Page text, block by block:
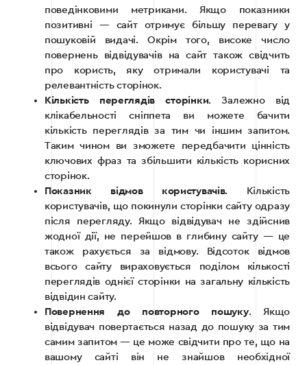
поведінковими метриками. Якщо показники
позитивні — сайт отримує більшу перевагу у
пошуковій видачі. Окрім того, високе число
повернень відвідувачів на сайт також свідчить
про користь, яку отримали користувачі та
релевантність сторінок.
Кількість переглядів сторінки. Залежно від
клікабельності сніппета ви можете бачити
кількість переглядів за тим чи іншим запитом.
Таким чином ви зможете передбачити цінність
ключових фраз та збільшити кількість корисних
сторінок.
Показник відмов користувачів. Кількість
користувачів, що покинули сторінки сайту одразу
після перегляду. Якщо відвідувач не здійснив
жодної дії, не перейшов в глибину сайту — це
також рахується за відмову. Відсоток відмов
всього сайту вираховується поділом кількості
переглядів однієї сторінки на загальну кількість
відвідин сайту.
Повернення до повторного пошуку. Якщо
відвідувач повертається назад до пошуку за тим
самим запитом — це може свідчити про те, що на
вашому сайті він не знайшов необхідної